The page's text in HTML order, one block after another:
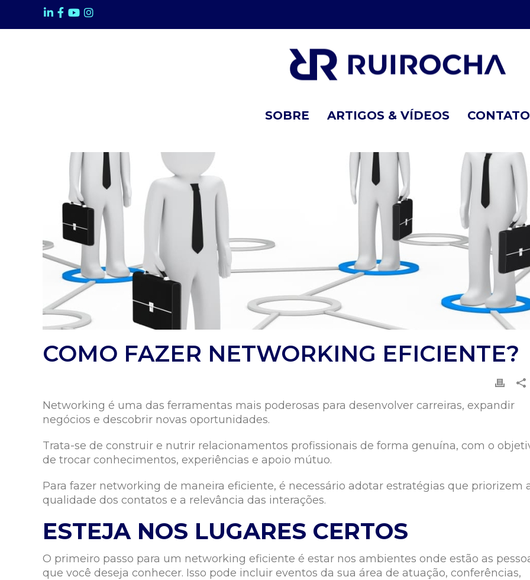
SOBRE ARTIGOS & VÍDEOS CONTATO
COMO FAZER NETWORKING EFICIENTE?
Networking é uma das ferramentas mais poderosas para desenvolver carreiras, expandir
negócios e descobrir novas oportunidades.
Trata-se de construir e nutrir relacionamentos profissionais de forma genuína, com o
de trocar conhecimentos, experiências e apoio mútuo.
Para fazer networking de maneira eficiente, é necessário adotar estratégias que priorizem
qualidade dos contatos e a relevância das interações.
ESTEJA NOS LUGARES CERTOS
O primeiro passo para um networking eficiente é estar nos ambientes onde estão as
que você deseja conhecer. Isso pode incluir eventos da sua área de atuação, conferências,